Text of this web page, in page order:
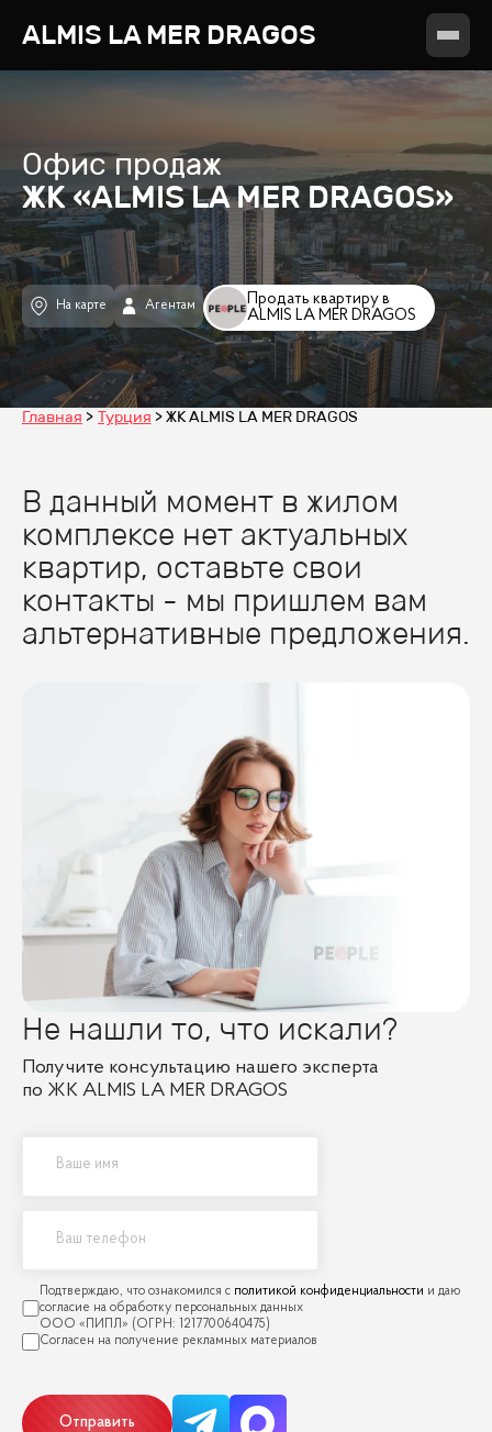
ALMIS LA MER DRAGOS
Офис продаж
ЖК «ALMIS LA MER DRAGOS»
Продать квартиру в
ALMIS LA MER DRAGOS
На карте Агентам
Главная Турция ЖК ALMIS LA MER DRAGOS
В данный момент в жилом
комплексе нет актуальных
квартир, оставьте свои
контакты - мы пришлем вам
альтернативные предложения.
Не нашли то, что искали?
Получите консультацию нашего эксперта
по ЖК ALMIS LA MER DRAGOS
политикой конфиденциальности
Отправить